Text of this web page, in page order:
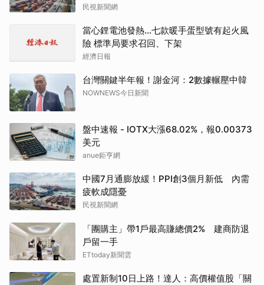
民視新聞網
當心鋰電池發熱…七款暖手蛋型號有起火風
險 標準局要求召回、下架
經濟日報
台灣關鍵半年報！謝金河：2數據輾壓中韓
NOWNEWS今日新聞
盤中速報 - IOTX大漲68.02%，報0.00373
美元
anue鉅亨網
中國7月通膨放緩！PPI創3個月新低 內需
疲軟成隱憂
民視新聞網
「團購主」帶1戶最高賺總價2% 建商防退
戶留一手
ETtoday新聞雲
處置新制10日上路！達人：高價權值股「關